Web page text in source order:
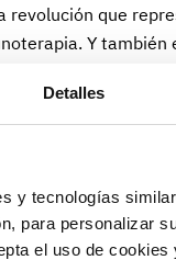
Detalles
y tecnologías
para personalizar
el uso de
revolución que
Y también
Cancer
los avances en
en cirugía, entre
dedicada
día, a partir de las